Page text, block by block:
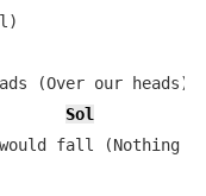
(Over our heads)
Sol
would fall (Nothing